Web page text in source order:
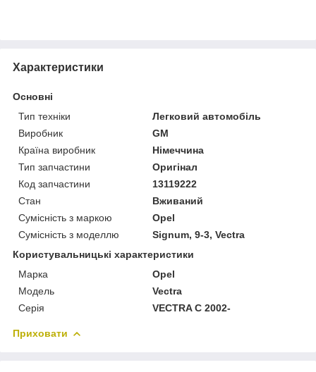
Характеристики
Основні
Тип техніки
Легковий автомобіль
Виробник
GM
Країна виробник
Німеччина
Тип запчастини
Оригінал
Код запчастини
13119222
Стан
Вживаний
Сумісність з маркою
Opel
Сумісність з моделлю
Signum, 9-3, Vectra
Користувальницькі характеристики
Марка
Opel
Модель
Vectra
Серія
VECTRA C 2002-
Приховати